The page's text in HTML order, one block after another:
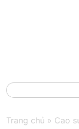
Trang chủ » Cao